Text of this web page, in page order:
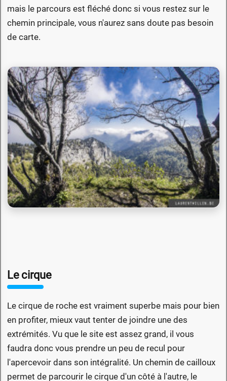
mais le parcours est fléché donc si vous restez sur le
chemin principale, vous n'aurez sans doute pas besoin
de carte.
Le cirque
Le cirque de roche est vraiment superbe mais pour bien
en profiter, mieux vaut tenter de joindre une des
extrémités. Vu que le site est assez grand, il vous
faudra donc vous prendre un peu de recul pour
l'apercevoir dans son intégralité. Un chemin de cailloux
permet de parcourir le cirque d'un côté à l'autre, le